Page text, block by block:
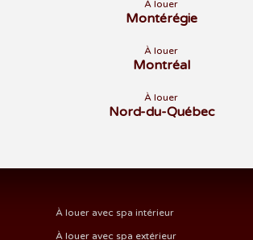
À louer
Montérégie
À louer
Montréal
À louer
Nord-du-Québec
À louer avec spa intérieur
À louer avec spa extérieur